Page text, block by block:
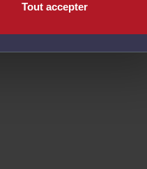
Tout accepter